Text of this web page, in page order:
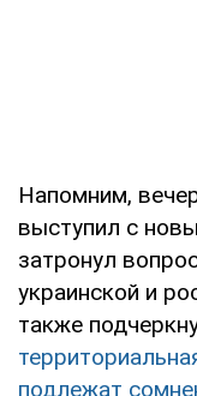
Напомним,
выступил с
затронул
украинской и
также
подлежат